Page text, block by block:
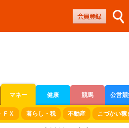
マネー 健康 競馬 公営
レース
ＦＸ 暮らし・税 不動産 こづかい稼